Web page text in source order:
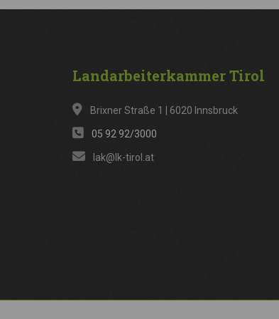
LandarbeiterkammerTirol
Brixner Straße 1 | 6020 Innsbruck
05 92 92/3000
lak@lk-tirol.at